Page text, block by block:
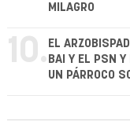
MILAGRO
10. EL
BAI Y EL PSN
UN PÁRROCO